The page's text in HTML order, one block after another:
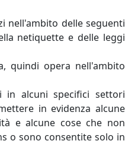
nell'ambito delle seguenti
netiquette e delle leggi
quindi opera nell'ambito
in alcuni specifici settori
in evidenza alcune
e alcune cose che non
o sono consentite solo in